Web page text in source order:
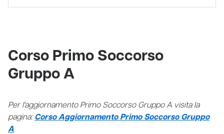
Corso Primo Soccorso
Gruppo A
Per l'aggiornamento Primo Soccorso Gruppo A visita la
pagina: Corso Aggiornamento Primo Soccorso Gruppo
A